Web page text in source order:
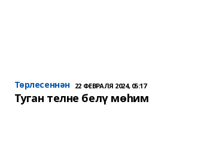
Төрлесеннән 22 ФЕВРАЛЯ 2024, 05:17
Туган телне белү мөһим